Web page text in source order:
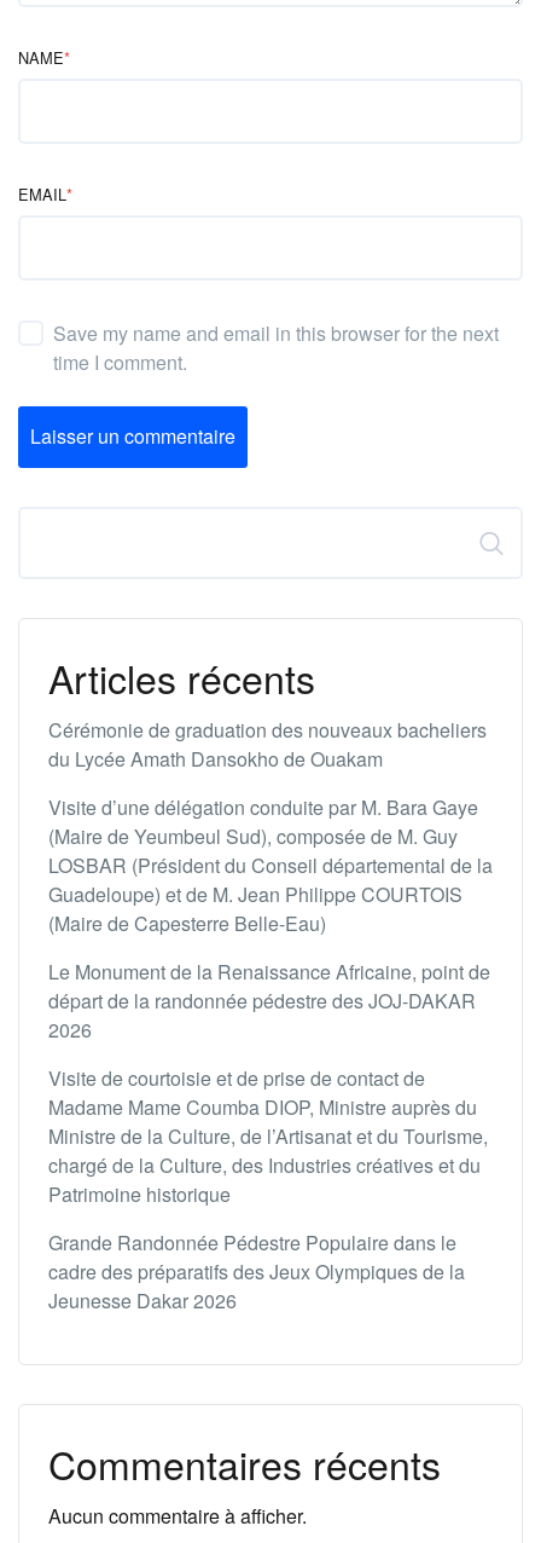
NAME*
EMAIL*
Save my name and email in this browser for the next
time I comment.
Laisser un commentaire
Articles récents
Cérémonie de graduation des nouveaux bacheliers
du Lycée Amath Dansokho de Ouakam
Visite d’une délégation conduite par M. Bara Gaye
(Maire de Yeumbeul Sud), composée de M. Guy
LOSBAR (Président du Conseil départemental de la
Guadeloupe) et de M. Jean Philippe COURTOIS
(Maire de Capesterre Belle-Eau)
Le Monument de la Renaissance Africaine, point de
départ de la randonnée pédestre des JOJ-DAKAR
2026
Visite de courtoisie et de prise de contact de
Madame Mame Coumba DIOP, Ministre auprès du
Ministre de la Culture, de l’Artisanat et du Tourisme,
chargé de la Culture, des Industries créatives et du
Patrimoine historique
Grande Randonnée Pédestre Populaire dans le
cadre des préparatifs des Jeux Olympiques de la
Jeunesse Dakar 2026
Commentaires récents
Aucun commentaire à afficher.